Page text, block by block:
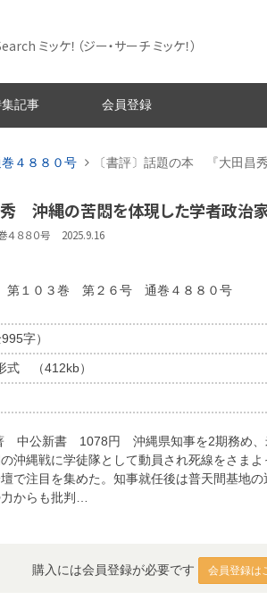
ミッケ！ （ジー・サーチ ミッケ！）
記事 会員登録
４８８０号 〔書評〕話題の本 『大田昌
秀 沖縄の苦悶を体現した学者政治
８８０号 2025.9.16
第１０３巻 第２６号 通巻４８８０号
字）
式 （412kb）
中公新書 1078円 沖縄県知事を2期務め、
沖縄戦に学徒隊として動員され死線をさまよ
で注目を集めた。知事就任後は普天間基地の
からも批判…
購入には会員登録が必要です 会員登録は